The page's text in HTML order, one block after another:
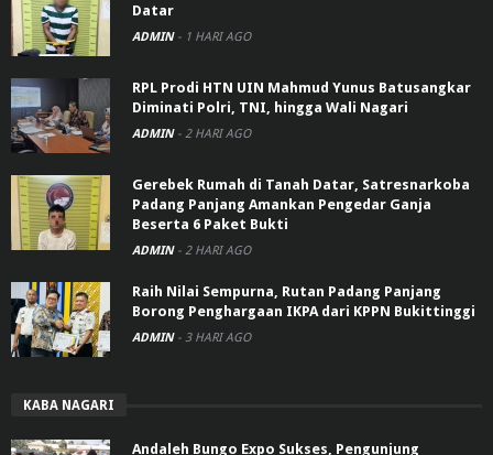
Datar
ADMIN - 1 HARI AGO
RPL Prodi HTN UIN Mahmud Yunus Batusangkar
Diminati Polri, TNI, hingga Wali Nagari
ADMIN - 2 HARI AGO
Gerebek Rumah di Tanah Datar, Satresnarkoba
Padang Panjang Amankan Pengedar Ganja
Beserta 6 Paket Bukti
ADMIN - 2 HARI AGO
Raih Nilai Sempurna, Rutan Padang Panjang
Borong Penghargaan IKPA dari KPPN Bukittinggi
ADMIN - 3 HARI AGO
KABA NAGARI
Andaleh Bungo Expo Sukses, Pengunjung